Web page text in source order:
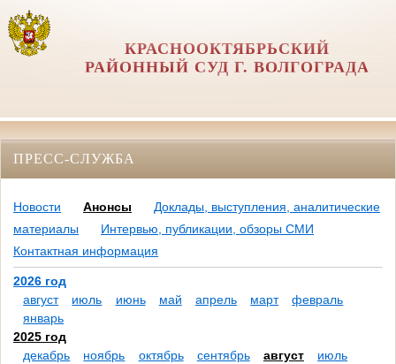
КРАСНООКТЯБРЬСКИЙ
РАЙОННЫЙ СУД Г. ВОЛГОГРАДА
ПРЕСС-СЛУЖБА
Новости Анонсы
Доклады, выступления, аналитические
материалы
Интервью, публикации, обзоры СМИ
Контактная информация
2026 год
август
июль июнь май апрель март
февраль
январь
2025 год
декабрь
ноябрь октябрь сентябрь август
июль